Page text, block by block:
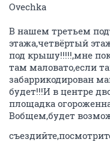
Ovechka
В нашем третьем
этажа,четвёртый
под крышу!!!!!,мне
там маловато,если
забаррикодирован
будет!!!И в центре
площадка
Вобщем,будет